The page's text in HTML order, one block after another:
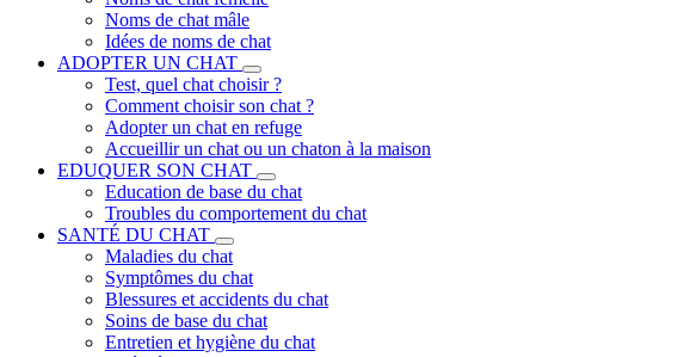
Noms de chat mâle
Idées de noms de chat
ADOPTER UN CHAT
Test, quel chat choisir ?
Comment choisir son chat ?
Adopter un chat en refuge
Accueillir un chat ou un chaton à la maison
EDUQUER SON CHAT
Education de base du chat
Troubles du comportement du chat
SANTÉ DU CHAT
Maladies du chat
Symptômes du chat
Blessures et accidents du chat
Soins de base du chat
Entretien et hygiène du chat